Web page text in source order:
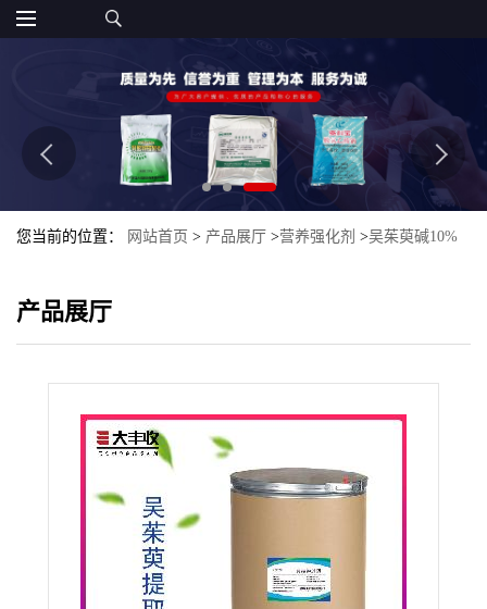
您当前的位置： 网站首页 > 产品展厅 >营养强化剂 >吴茱萸碱10%
产品展厅